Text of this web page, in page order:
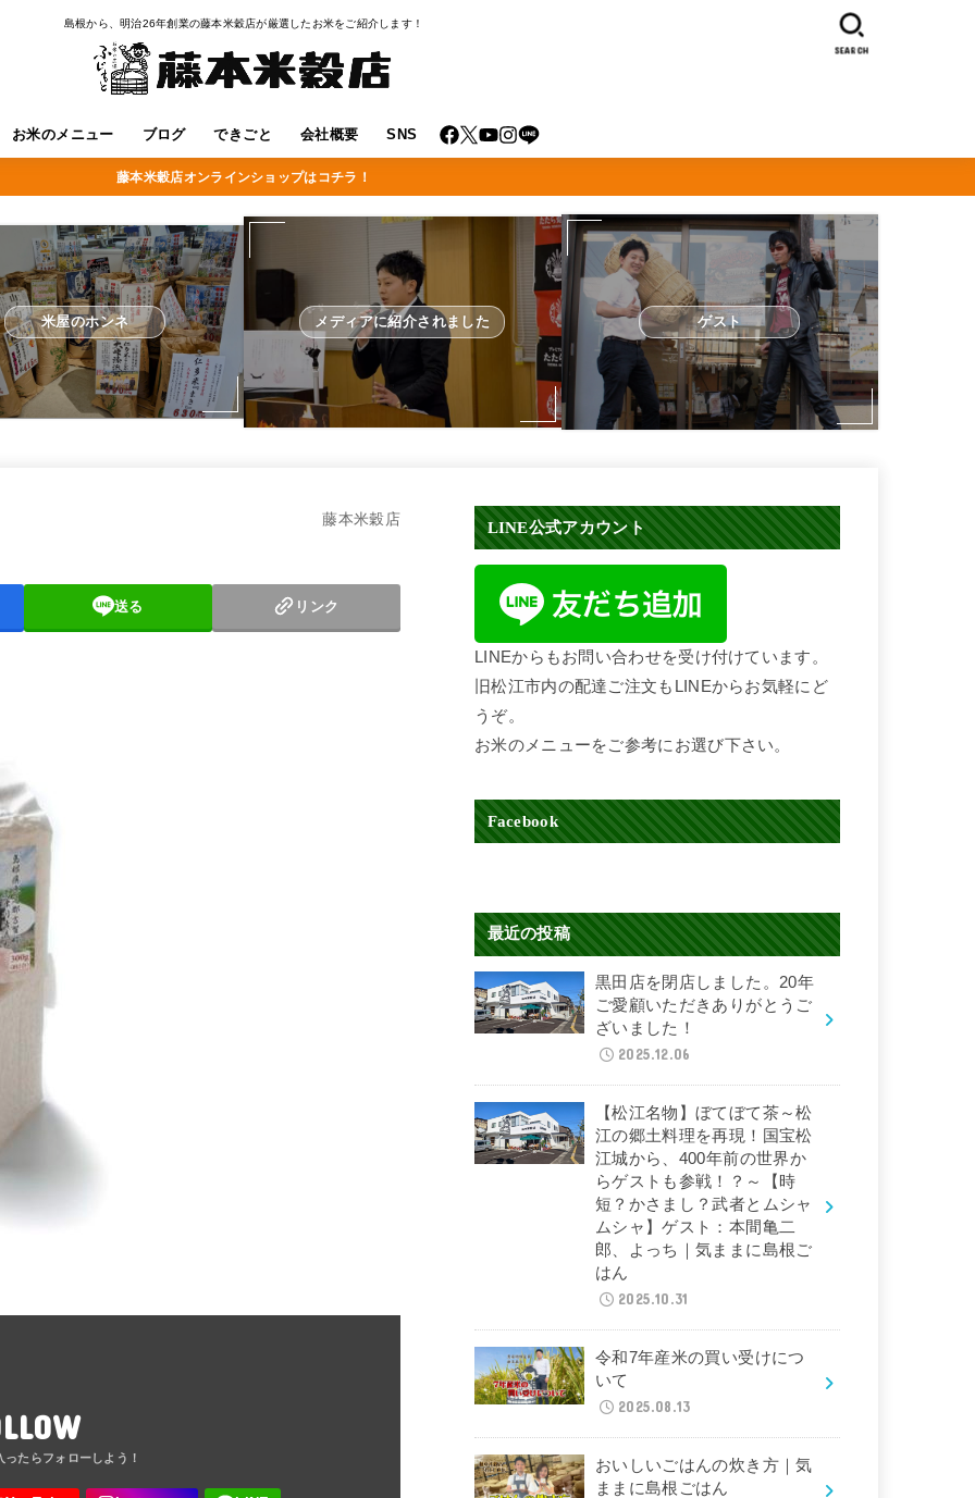
島根から、明治26年創業の藤本米穀店が厳選したお米をご紹介します！
お米のメニュー ブログ できごと 会社概要 SNS
SEARCH
藤本米穀店オンラインショップはコチラ！
米屋のホンネ メディアに紹介されました ゲスト
藤本米穀店
送る リンク
LINE公式アカウント
LINEからもお問い合わせを受け付けています。
旧松江市内の配達ご注文もLINEからお気軽にど
うぞ。
お米のメニューをご参考にお選び下さい。
Facebook
最近の投稿
黒田店を閉店しました。20年
ご愛顧いただきありがとうご
ざいました！
2025.12.06
【松江名物】ぼてぼて茶～松
江の郷土料理を再現！国宝松
江城から、400年前の世界か
らゲストも参戦！？～【時
短？かさまし？武者とムシャ
ムシャ】ゲスト：本間亀二
郎、よっち｜気ままに島根ご
はん
2025.10.31
令和7年産米の買い受けにつ
いて
2025.08.13
おいしいごはんの炊き方｜気
ままに島根ごはん